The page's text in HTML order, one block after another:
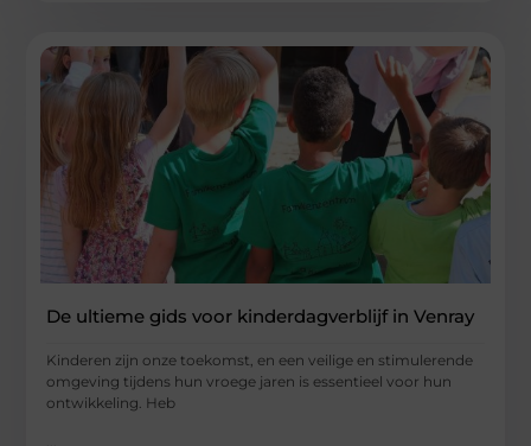
De ultieme gids voor kinderdagverblijf in Venray
Kinderen zijn onze toekomst, en een veilige en stimulerende
omgeving tijdens hun vroege jaren is essentieel voor hun
ontwikkeling. Heb